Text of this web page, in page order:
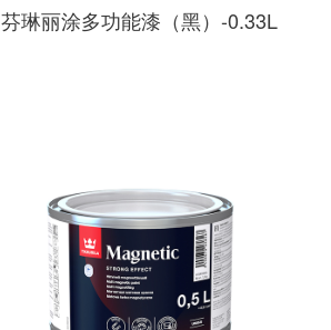
芬琳丽涂多功能漆（黑）-0.33L